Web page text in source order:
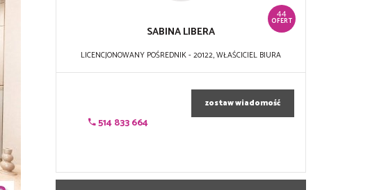
44
OFERT
SABINA LIBERA
LICENCJONOWANY POŚREDNIK - 20122, WŁAŚCICIEL BIURA
514 833 664
zostaw wiadomość